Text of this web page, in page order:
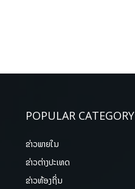
POPULAR CATEGORY
ຂ່າວພາຍ​ໃນ
ຂ່າວຕ່າງປະເທດ
ຂ່າວທ້ອງຖິ່ນ